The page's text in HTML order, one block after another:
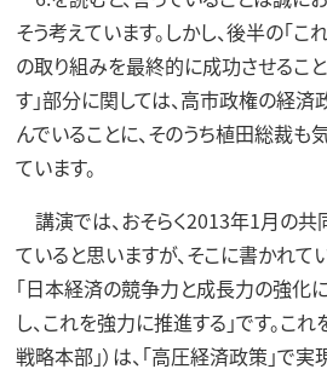
そう考えています。しかし、後半の「
の取り組みを最終的に成功させるこ
す」部分に関しては、高市政権の経
んでいることに、そのうち植田総裁も
ています。
講演では、おそらく2013年1月の
ていると思いますが、そこに書かれて
「日本経済の競争力と成長力の強化
し、これを強力に推進する」です。こ
戦略本部」）は、「高圧経済政策」で実